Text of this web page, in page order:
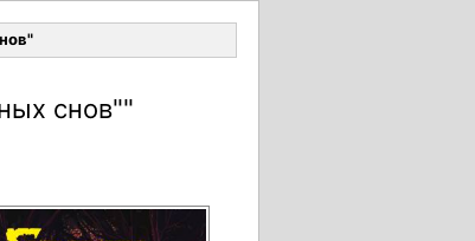
снов""